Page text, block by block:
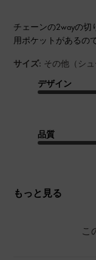
チェーンの2wayの切
用ポケットがあるの
サイズ: その他（シュ
デザイン
品質
もっと見る
こ